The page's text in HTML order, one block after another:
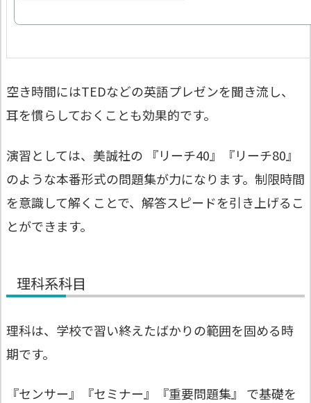
空き時間にはTEDなどの英語プレゼンを聞き流し、
耳を慣らしておくことも効果的です。
演習としては、美誠社の 『リーチ40』『リーチ80』
のような本番形式の問題集が力になります。制限時間
を意識して解くことで、解答スピードを引き上げるこ
とができます。
理科系科目
理科は、学校で習い終えたばかりの範囲を固める時
期です。
『センサー』『セミナー』『重要問題集』 で基礎を